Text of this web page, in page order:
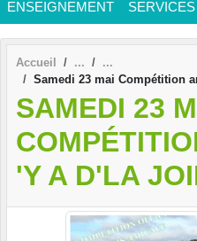
ENSEIGNEMENT SERVICES
Accueil
Samedi 23 mai Compétition
SAMEDI 23
'Y A D'LA